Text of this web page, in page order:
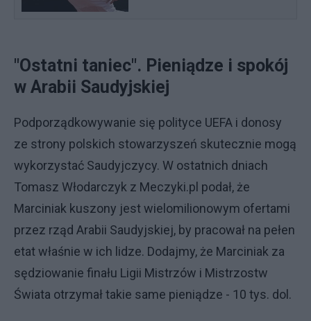
"Ostatni taniec". Pieniądze i spokój
w Arabii Saudyjskiej
Podporządkowywanie się polityce UEFA i donosy
ze strony polskich stowarzyszeń skutecznie mogą
wykorzystać Saudyjczycy. W ostatnich dniach
Tomasz Włodarczyk z Meczyki.pl podał, że
Marciniak kuszony jest wielomilionowym ofertami
przez rząd Arabii Saudyjskiej, by pracował na pełen
etat właśnie w ich lidze. Dodajmy, że Marciniak za
sędziowanie finału Ligii Mistrzów i Mistrzostw
Świata otrzymał takie same pieniądze - 10 tys. dol.